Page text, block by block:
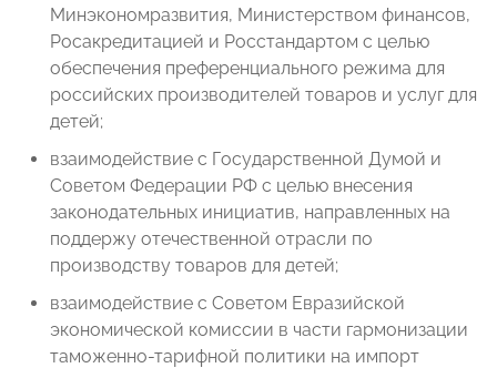
Минэкономразвития, Министерством финансов,
Росакредитацией и Росстандартом с целью
обеспечения преференциального режима для
российских производителей товаров и услуг для
детей;
взаимодействие с Государственной Думой и
Советом Федерации РФ с целью внесения
законодательных инициатив, направленных на
поддержу отечественной отрасли по
производству товаров для детей;
взаимодействие с Советом Евразийской
экономической комиссии в части гармонизации
таможенно-тарифной политики на импорт